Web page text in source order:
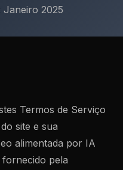
Janeiro 2025
Termos de Serviço
site e sua
alimentada por IA
pela